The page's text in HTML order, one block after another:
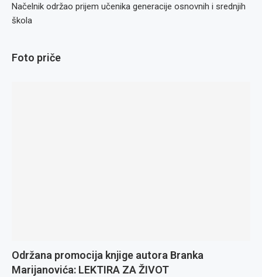
Načelnik održao prijem učenika generacije osnovnih i srednjih
škola
Foto priče
Održana promocija knjige autora Branka
Marijanovića: LEKTIRA ZA ŽIVOT